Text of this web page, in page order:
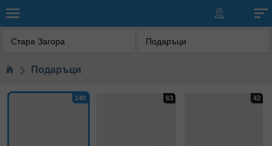
Стара Загора Подаръци
❯ Подаръци